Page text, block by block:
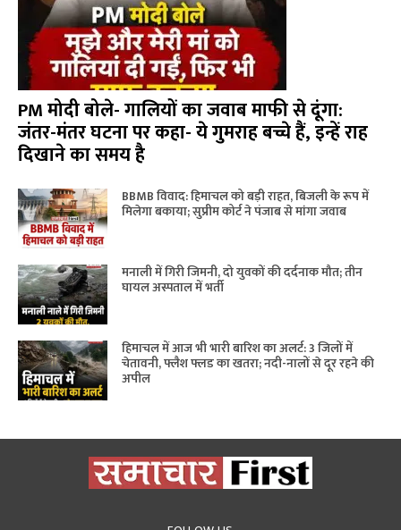
PM मोदी बोले- गालियों का जवाब माफी से दूंगा:
जंतर-मंतर घटना पर कहा- ये गुमराह बच्चे हैं, इन्हें राह
दिखाने का समय है
BBMB विवाद: हिमाचल को बड़ी राहत, बिजली के रूप में
मिलेगा बकाया; सुप्रीम कोर्ट ने पंजाब से मांगा जवाब
मनाली में गिरी जिमनी, दो युवकों की दर्दनाक मौत; तीन
घायल अस्पताल में भर्ती
हिमाचल में आज भी भारी बारिश का अलर्ट: 3 जिलों में
चेतावनी, फ्लैश फ्लड का खतरा; नदी-नालों से दूर रहने की
अपील